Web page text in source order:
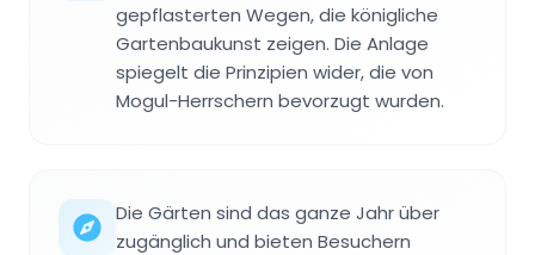
gepflasterten Wegen, die königliche
Gartenbaukunst zeigen. Die Anlage
spiegelt die Prinzipien wider, die von
Mogul-Herrschern bevorzugt wurden.
Die Gärten sind das ganze Jahr über
zugänglich und bieten Besuchern